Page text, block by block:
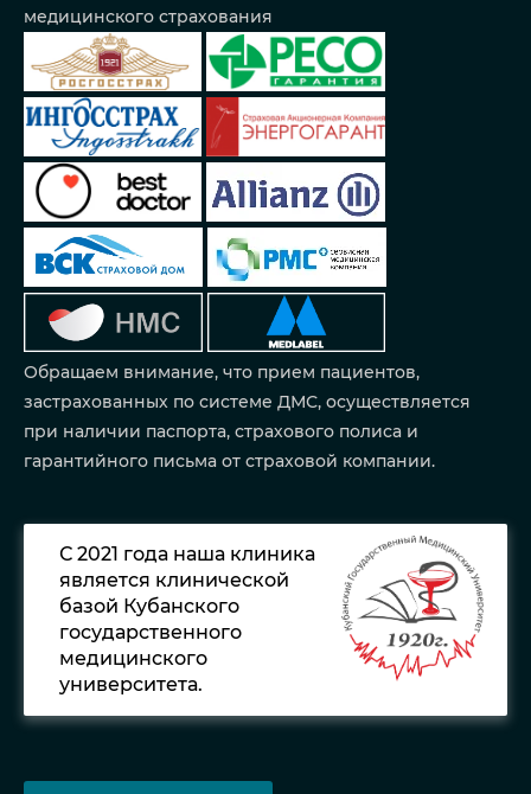
медицинского страхования
Обращаем внимание, что прием пациентов,
застрахованных по системе ДМС, осуществляется
при наличии паспорта, страхового полиса и
гарантийного письма от страховой компании.
С 2021 года наша клиника
является клинической
базой Кубанского
государственного
медицинского
университета.